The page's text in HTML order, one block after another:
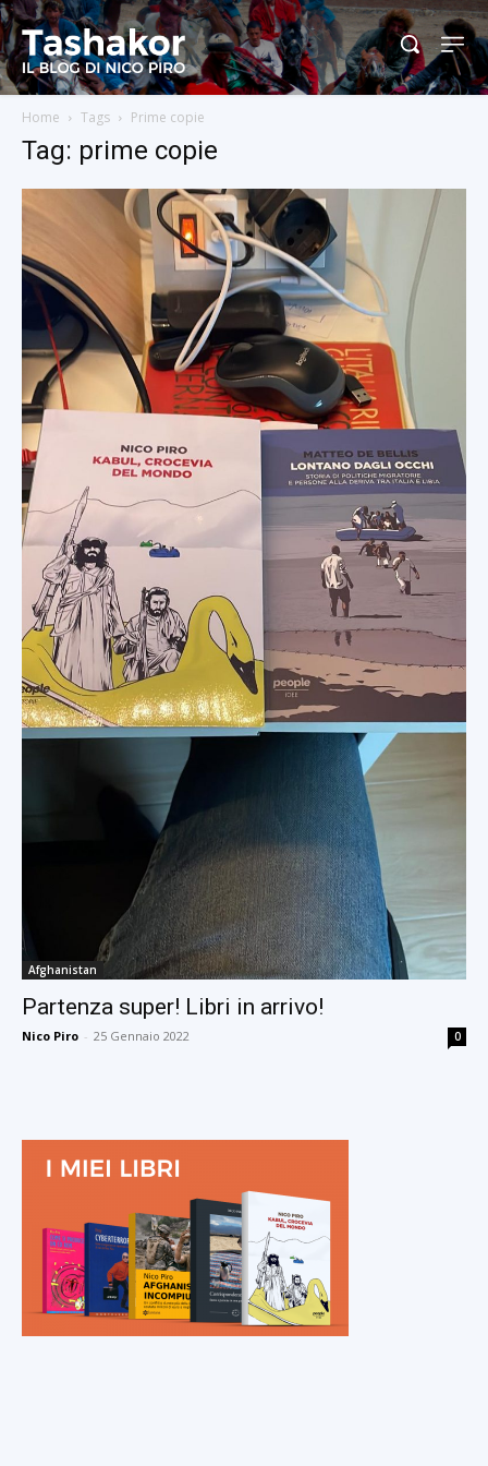
Home Tags Prime copie
Tag: prime copie
Afghanistan
Partenza super! Libri in arrivo!
Nico Piro - 25 Gennaio 2022 0